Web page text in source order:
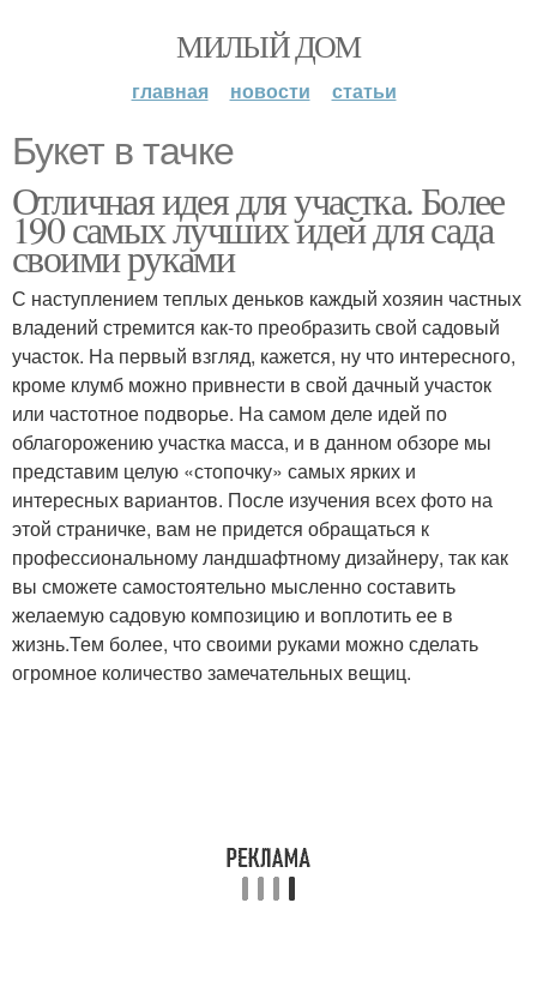
МИЛЫЙ ДОМ
главная новости статьи
Букет в тачке
Отличная идея для участка. Более
190 самых лучших идей для сада
своими руками
С наступлением теплых деньков каждый хозяин частных
владений стремится как-то преобразить свой садовый
участок. На первый взгляд, кажется, ну что интересного,
кроме клумб можно привнести в свой дачный участок
или частотное подворье. На самом деле идей по
облагорожению участка масса, и в данном обзоре мы
представим целую «стопочку» самых ярких и
интересных вариантов. После изучения всех фото на
этой страничке, вам не придется обращаться к
профессиональному ландшафтному дизайнеру, так как
вы сможете самостоятельно мысленно составить
желаемую садовую композицию и воплотить ее в
жизнь.Тем более, что своими руками можно сделать
огромное количество замечательных вещиц.